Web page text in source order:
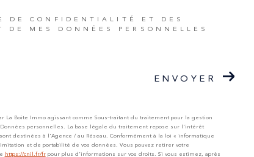
CONFIDENTIALITÉ ET DES
MES DONNÉES PERSONNELLES
ENVOYER
Boite Immo agissant comme Sous-traitant du traitement pour la gestion
personnelles. La base légale du traitement repose sur l'intérêt
destinées à l'Agence / au Réseau. Conformément à la loi « informatique
et de portabilité de vos données. Vous pouvez retirer votre
https://cnil.fr/frpour plus d’informations sur vos droits. Si vous estimez, après